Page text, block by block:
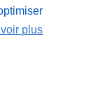
plus